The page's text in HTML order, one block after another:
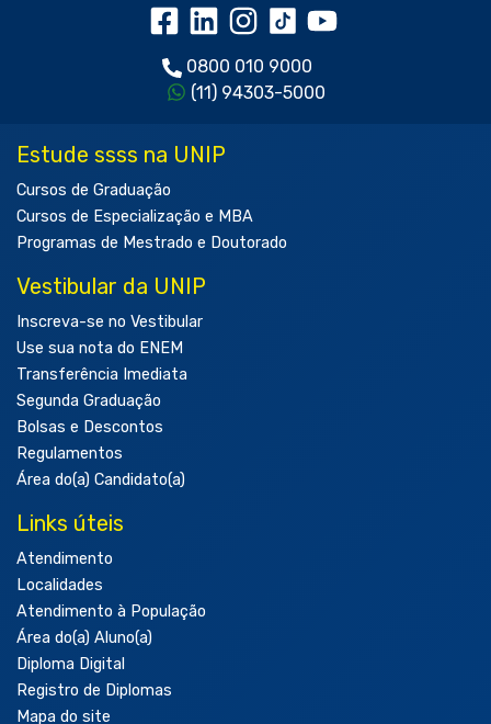
0800 010 9000
(11) 94303-5000
Estude ssss na UNIP
Cursos de Graduação
Cursos de Especialização e MBA
Programas de Mestrado e Doutorado
Vestibular da UNIP
Inscreva-se no Vestibular
Use sua nota do ENEM
Transferência Imediata
Segunda Graduação
Bolsas e Descontos
Regulamentos
Área do(a) Candidato(a)
Links úteis
Atendimento
Localidades
Atendimento à População
Área do(a) Aluno(a)
Diploma Digital
Registro de Diplomas
Mapa do site